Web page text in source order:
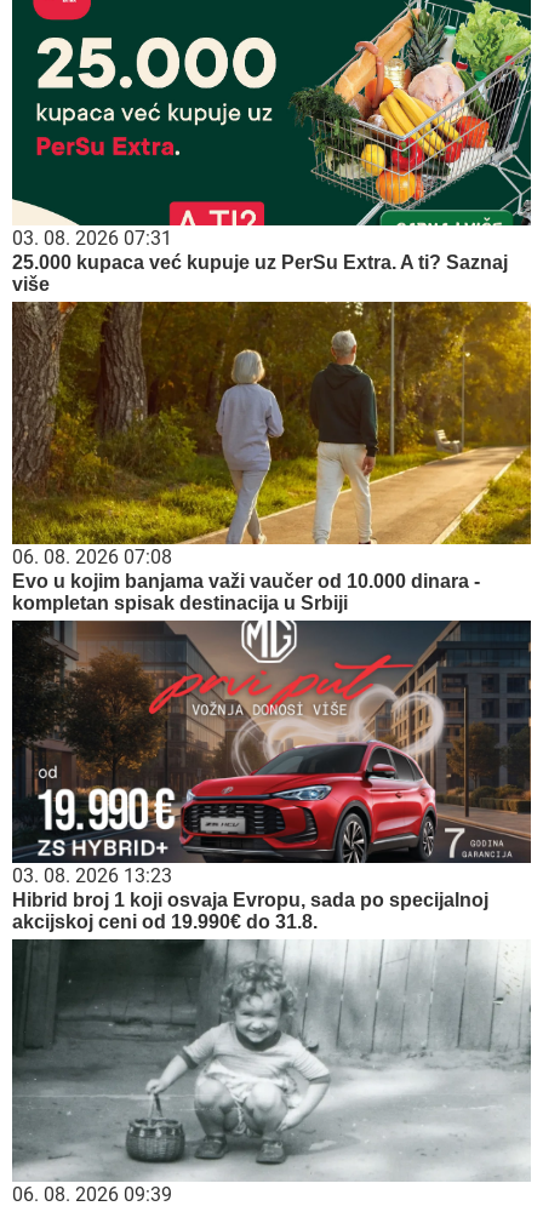
03. 08. 2026 07:31
25.000 kupaca već kupuje uz PerSu Extra. A ti? Saznaj
više
06. 08. 2026 07:08
Evo u kojim banjama važi vaučer od 10.000 dinara -
kompletan spisak destinacija u Srbiji
03. 08. 2026 13:23
Hibrid broj 1 koji osvaja Evropu, sada po specijalnoj
akcijskoj ceni od 19.990€ do 31.8.
06. 08. 2026 09:39